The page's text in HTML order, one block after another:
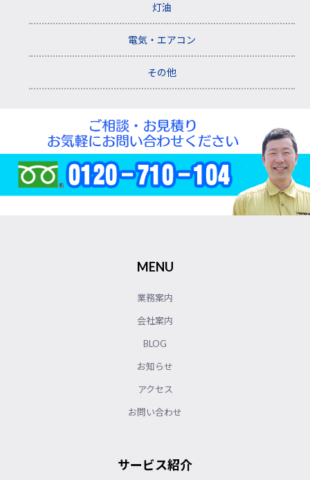
灯油
電気・エアコン
その他
MENU
業務案内
会社案内
BLOG
お知らせ
アクセス
お問い合わせ
サービス紹介